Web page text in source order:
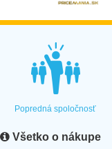
Popredná spoločnosť
Všetko o nákupe